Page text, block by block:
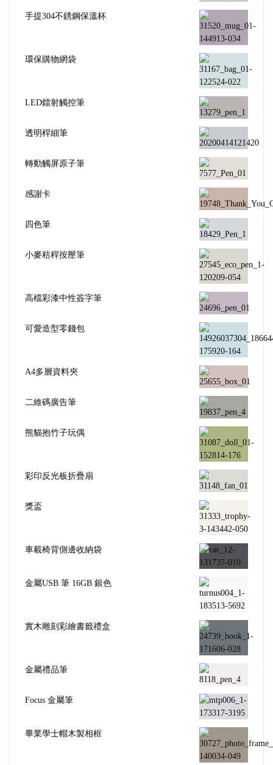
手提304不銹鋼保溫杯
環保購物網袋
LED鐳射觸控筆
透明桿細筆
轉動觸屏原子筆
感謝卡
四色筆
小麥秸稈按壓筆
高檔彩漆中性簽字筆
可愛造型零錢包
A4多層資料夾
二維碼廣告筆
熊貓抱竹子玩偶
彩印反光板折疊扇
獎盃
車載椅背側邊收納袋
金屬USB 筆 16GB 銀色
實木雕刻彩繪書籤禮盒
金屬禮品筆
Focus 金屬筆
畢業學士帽木製相框